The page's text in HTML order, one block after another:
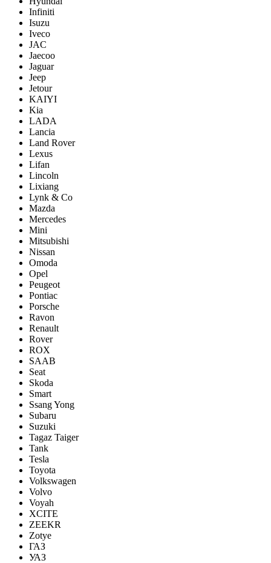
Infiniti
Isuzu
Iveco
JAC
Jaecoo
Jaguar
Jeep
Jetour
KAIYI
Kia
LADA
Lancia
Land Rover
Lexus
Lifan
Lincoln
Lixiang
Lynk & Co
Mazda
Mercedes
Mini
Mitsubishi
Nissan
Omoda
Opel
Peugeot
Pontiac
Porsсhe
Ravon
Renault
Rover
ROX
SAAB
Seat
Skoda
Smart
Ssang Yong
Subaru
Suzuki
Tagaz Taiger
Tank
Tesla
Toyota
Volkswagen
Volvo
Voyah
XCITE
ZEEKR
Zotye
ГАЗ
УАЗ